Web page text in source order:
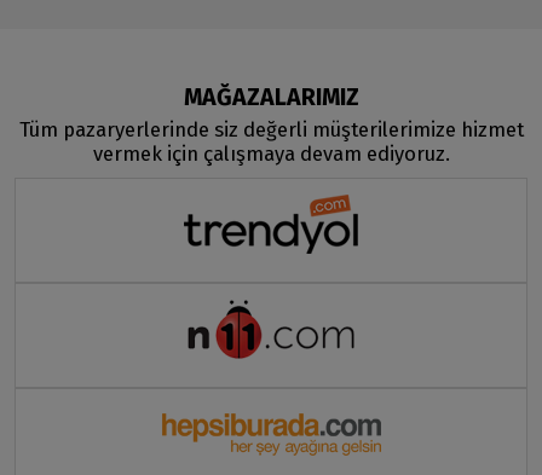
MAĞAZALARIMIZ
Tüm pazaryerlerinde siz değerli müşterilerimize hizmet
vermek için çalışmaya devam ediyoruz.